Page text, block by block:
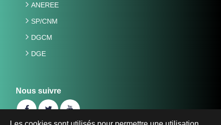
ANEREE
SP/CNM
DGCM
DGE
Nous suivre